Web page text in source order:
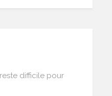
difficile pour